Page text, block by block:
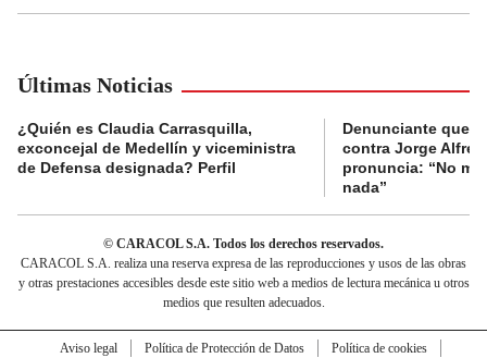
Últimas Noticias
¿Quién es Claudia Carrasquilla,
exconcejal de Medellín y viceministra
de Defensa designada? Perfil
Denunciante que
contra Jorge
pronuncia: “No
nada”
© CARACOL S.A. Todos los derechos reservados.
CARACOL S.A. realiza una reserva expresa de las reproducciones y usos de las obras
y otras prestaciones accesibles desde este sitio web a medios de lectura mecánica u otros
medios que resulten adecuados.
Aviso legal Política de Protección de Datos
Política de cookies